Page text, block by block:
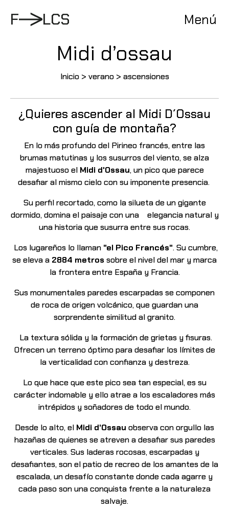
contenido
F LCS Menú
Midi d’ossau
Inicio> verano> ascensiones
¿Quieres ascender al Midi D´Ossau
con guía de montaña?
En lo más profundo del Pirineo francés, entre las
brumas matutinas y los susurros del viento, sealza
majestuoso el Midi d'Ossau, un pico que parece
desafiar al mismo cielo con su imponentepresencia.
Su perfil recortado, como la silueta de un gigante
dormido, domina el paisaje con una elegancia natural y
una historia que susurra entre sus rocas.
Los lugareños lo llaman "el Pico Francés". Su cumbre,
se eleva a 2884 metrossobre elnivel del mar y marca
la frontera entre España y Francia.
Sus monumentales paredes escarpadas se componen
de roca de origen volcánico, que guardanuna
sorprendente similitud al granito.
La textura sólida y la formación de grietas y fisuras.
Ofrecen un terreno óptimo para desafiar los límites de
la verticalidad con confianza y destreza.
Lo que hace que este pico sea tan especial, es su
carácter indomable y ello atrae a losescaladores más
intrépidos y soñadores de todo el mundo.
Desde lo alto, el Midi d'Ossau observa con orgullo las
hazañas de quienes se atreven a desafiar sus paredes
verticales. Sus laderas rocosas, escarpadas y
desafiantes, son el patio de recreo de los amantes de la
escalada, un desafío constante donde cada agarre y
cada paso son una conquista frente a la naturaleza
salvaje.